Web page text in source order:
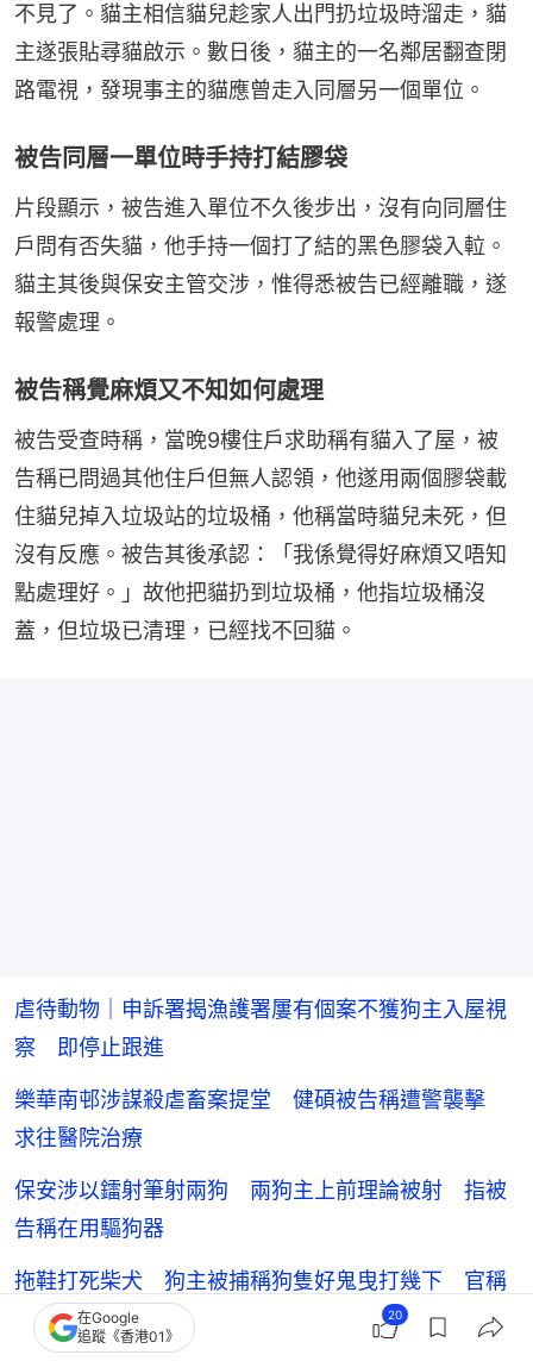
不見了。貓主相信貓兒趁家人出門扔垃圾時溜走，貓
主遂張貼尋貓啟示。數日後，貓主的一名鄰居翻查閉
路電視，發現事主的貓應曾走入同層另一個單位。
被告同層一單位時手持打結膠袋
片段顯示，被告進入單位不久後步出，沒有向同層住
戶問有否失貓，他手持一個打了結的黑色膠袋入𨋢。
貓主其後與保安主管交涉，惟得悉被告已經離職，遂
報警處理。
被告稱覺麻煩又不知如何處理
被告受查時稱，當晚9樓住戶求助稱有貓入了屋，被
告稱已問過其他住戶但無人認領，他遂用兩個膠袋載
住貓兒掉入垃圾站的垃圾桶，他稱當時貓兒未死，但
沒有反應。被告其後承認：「我係覺得好麻煩又唔知
點處理好。」故他把貓扔到垃圾桶，他指垃圾桶沒
蓋，但垃圾已清理，已經找不回貓。
虐待動物｜申訴署揭漁護署屢有個案不獲狗主入屋視
察 即停止跟進
樂華南邨涉謀殺虐畜案提堂 健碩被告稱遭警襲擊
求往醫院治療
保安涉以鐳射筆射兩狗 兩狗主上前理論被射 指被
告稱在用驅狗器
拖鞋打死柴犬 狗主被捕稱狗隻好鬼曳打幾下 官稱
嚴重維持囚半年
在Google
追蹤《香港01》
20